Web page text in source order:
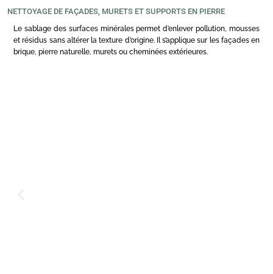
NETTOYAGE DE FAÇADES, MURETS ET SUPPORTS EN PIERRE
Le sablage des surfaces minérales permet d’enlever pollution, mousses
et résidus sans altérer la texture d’origine. Il s’applique sur les façades en
brique, pierre naturelle, murets ou cheminées extérieures.